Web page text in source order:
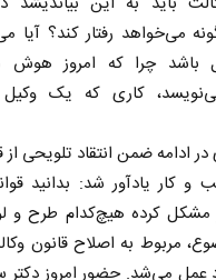
می‌خواهد رفتار کند؟ آیا
باشد چرا که امروز هوش
کاری که یک وکیل
در ادامه ضمن انتقاد تلویحی
کار یادآور شد: بدانید
مشکل کرده هیچ‌کدام طرح و
مربوط به اصلاح قانون
عمل می‌شد. حضور امروز دکتر